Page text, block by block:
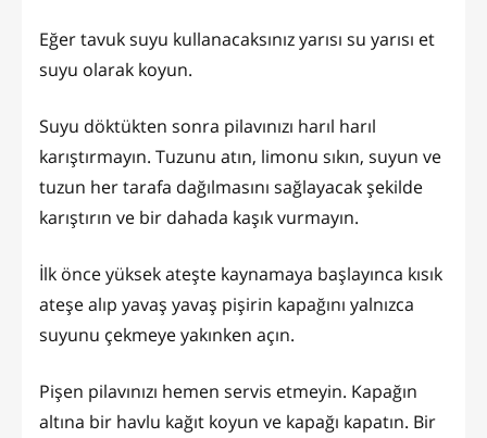
Eğer tavuk suyu kullanacaksınız yarısı su yarısı et
suyu olarak koyun.
Suyu döktükten sonra pilavınızı harıl harıl
karıştırmayın. Tuzunu atın, limonu sıkın, suyun ve
tuzun her tarafa dağılmasını sağlayacak şekilde
karıştırın ve bir dahada kaşık vurmayın.
İlk önce yüksek ateşte kaynamaya başlayınca kısık
ateşe alıp yavaş yavaş pişirin kapağını yalnızca
suyunu çekmeye yakınken açın.
Pişen pilavınızı hemen servis etmeyin. Kapağın
altına bir havlu kağıt koyun ve kapağı kapatın. Bir